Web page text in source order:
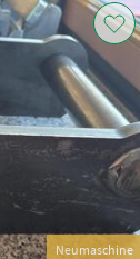
Neumaschine